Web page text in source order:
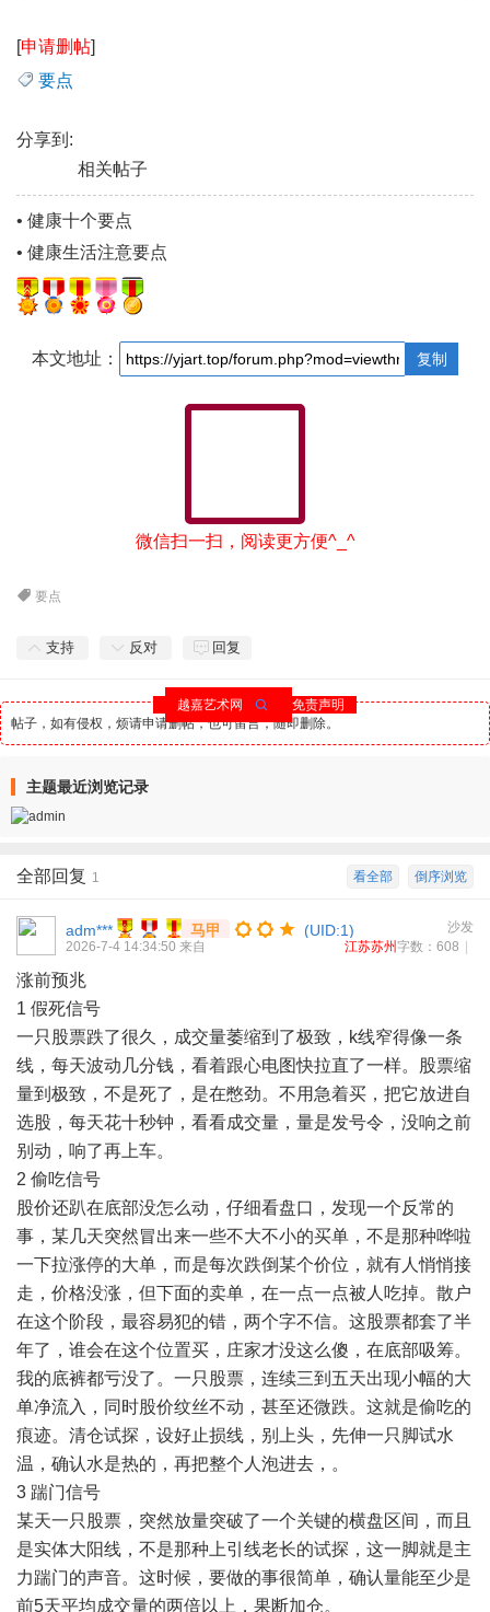
[申请删帖]
要点
分享到:
相关帖子
• 健康十个要点
• 健康生活注意要点
本文地址： 复制
微信扫一扫，阅读更方便^_^
要点
支持 反对 回复
越嘉艺术网
免责声明
帖子，如有侵权，烦请申请删帖，也可留言，随即删除。
主题最近浏览记录
倒序浏览
看全部
全部回复 1
沙发
adm*** 马甲 (UID:1)
2026-7-4 14:34:50 |
字数：608
来自 江苏苏州
涨前预兆
1 假死信号
一只股票跌了很久，成交量萎缩到了极致，k线窄得像一条
线，每天波动几分钱，看着跟心电图快拉直了一样。股票缩
量到极致，不是死了，是在憋劲。不用急着买，把它放进自
选股，每天花十秒钟，看看成交量，量是发号令，没响之前
别动，响了再上车。
2 偷吃信号
股价还趴在底部没怎么动，仔细看盘口，发现一个反常的
事，某几天突然冒出来一些不大不小的买单，不是那种哗啦
一下拉涨停的大单，而是每次跌倒某个价位，就有人悄悄接
走，价格没涨，但下面的卖单，在一点一点被人吃掉。散户
在这个阶段，最容易犯的错，两个字不信。这股票都套了半
年了，谁会在这个位置买，庄家才没这么傻，在底部吸筹。
我的底裤都亏没了。一只股票，连续三到五天出现小幅的大
单净流入，同时股价纹丝不动，甚至还微跌。这就是偷吃的
痕迹。清仓试探，设好止损线，别上头，先伸一只脚试水
温，确认水是热的，再把整个人泡进去，。
3 踹门信号
某天一只股票，突然放量突破了一个关键的横盘区间，而且
是实体大阳线，不是那种上引线老长的试探，这一脚就是主
力踹门的声音。这时候，要做的事很简单，确认量能至少是
前5天平均成交量的两倍以上，果断加仓。